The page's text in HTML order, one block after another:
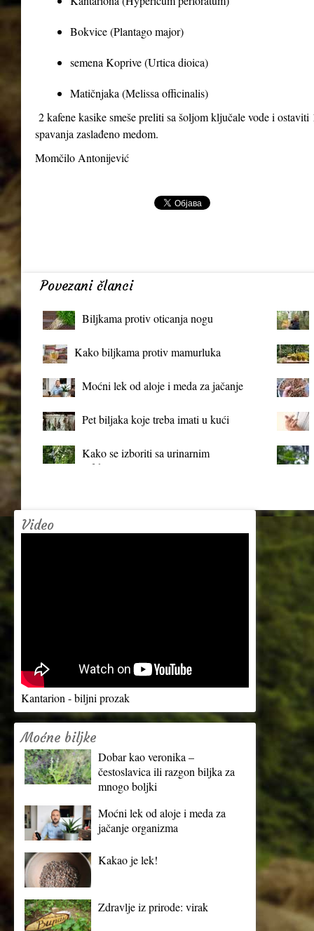
Bokvice (Plantago major)
semena Koprive (Urtica dioica)
Matičnjaka (Melissa officinalis)
2 kafene kasike smeše preliti sa šoljom ključale vode i
spavanja zaslađeno medom.
Momčilo Antonijević
Povezani članci
Biljkama protiv oticanja nogu
Kako biljkama protiv mamurluka
Moćni lek od aloje i meda za jačanje
Pet biljaka koje treba imati u kući
Kako se izboriti sa urinarnim
infekcijama?
Video
Kantarion - biljni prozak
Moćne biljke
Dobar kao veronika –
čestoslavica ili razgon biljka za
mnogo boljki
Moćni lek od aloje i meda za
jačanje organizma
Kakao je lek!
Zdravlje iz prirode: virak